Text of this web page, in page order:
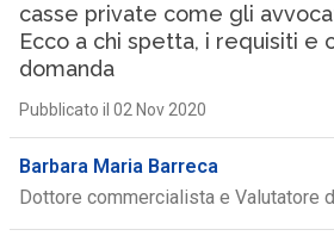
casse private come gli
Ecco a chi spetta, i requisiti e
domanda
Pubblicato il 02 Nov 2020
Barbara Maria Barreca
Dottore commercialista e Valutatore